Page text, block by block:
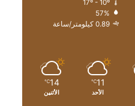
17º - 10º
57%
0.89 كيلومتر/ساعة
11
℃
الأحد
14
℃
الأثنين